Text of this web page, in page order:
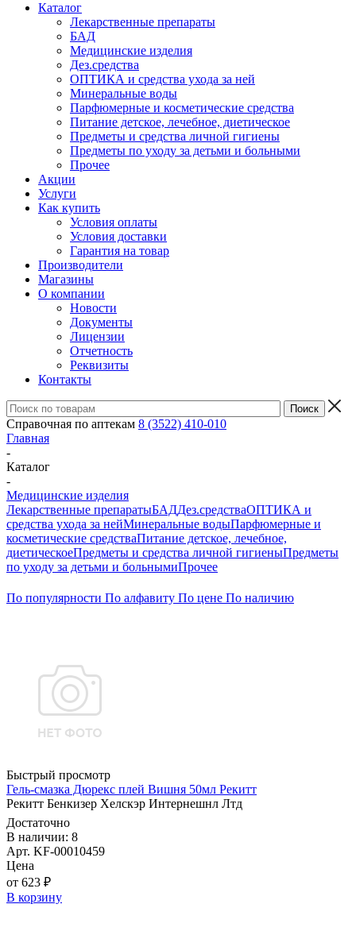
Каталог
Лекарственные препараты
БАД
Медицинские изделия
Дез.средства
ОПТИКА и средства ухода за ней
Минеральные воды
Парфюмерные и косметические средства
Питание детское, лечебное, диетическое
Предметы и средства личной гигиены
Предметы по уходу за детьми и больными
Прочее
Акции
Услуги
Как купить
Условия оплаты
Условия доставки
Гарантия на товар
Производители
Магазины
О компании
Новости
Документы
Лицензии
Отчетность
Реквизиты
Контакты
Справочная по аптекам 8 (3522) 410-010
Главная
-
Каталог
-
Медицинские изделия
Лекарственные препаратыБАДДез.средстваОПТИКА и
средства ухода за нейМинеральные водыПарфюмерные и
косметические средстваПитание детское, лечебное,
диетическоеПредметы и средства личной гигиеныПредметы
по уходу за детьми и больнымиПрочее
По популярности По алфавиту По цене По наличию
Быстрый просмотр
Гель-смазка Дюрекс плей Вишня 50мл Рекитт
Рекитт Бенкизер Хелскэр Интернешнл Лтд
Достаточно
В наличии: 8
Арт. KF-00010459
Цена
от 623 ₽
В корзину